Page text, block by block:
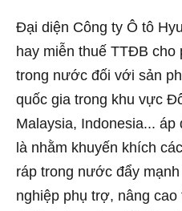
Đại diện Công ty Ô tô
hay miễn thuế TTĐB cho
trong nước đối với sản
quốc gia trong khu vực
Malaysia, Indonesia...
là nhằm khuyến khích
ráp trong nước đẩy
nghiệp phụ trợ, nâng